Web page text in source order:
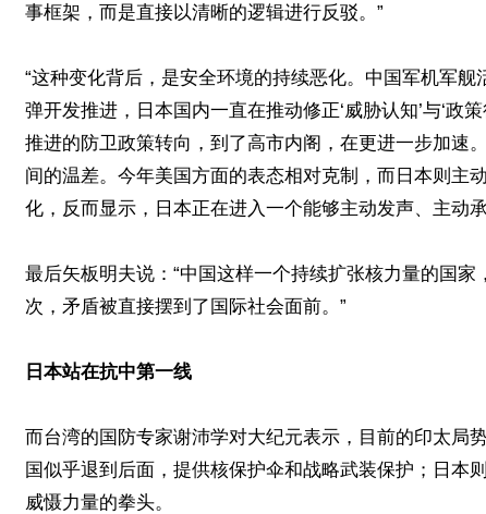
事框架，而是直接以清晰的逻辑进行反驳。”
“这种变化背后，是安全环境的持续恶化。中国军机军
弹开发推进，日本国内一直在推动修正‘威胁认知’与‘政
推进的防卫政策转向，到了高市内阁，在更进一步加速
间的温差。今年美国方面的表态相对克制，而日本则主
化，反而显示，日本正在进入一个能够主动发声、主动
最后矢板明夫说：“中国这样一个持续扩张核力量的国
次，矛盾被直接摆到了国际社会面前。”
日本站在抗中第一线
而台湾的国防专家谢沛学对大纪元表示，目前的印太局
国似乎退到后面，提供核保护伞和战略武装保护；日本
威慑力量的拳头。